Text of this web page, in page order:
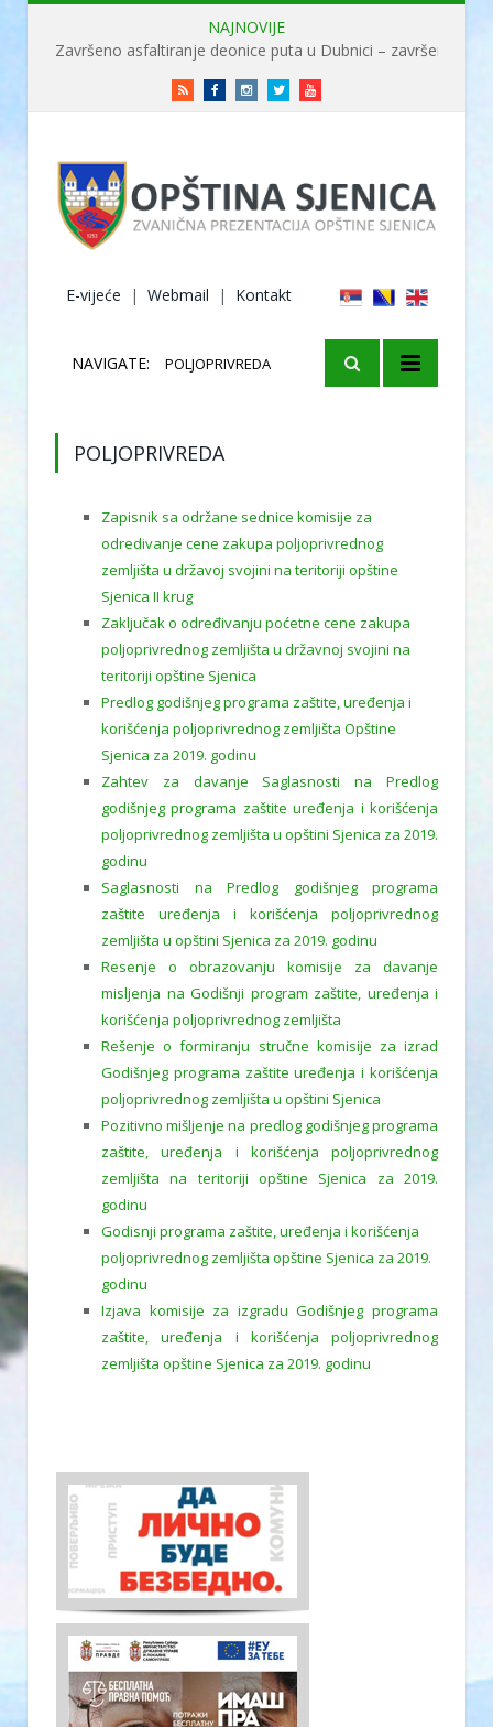
NAJNOVIJE
RSS FacebookInstagramTwitterYoutube
E-vijeće | Webmail | Kontakt
NAVIGATE: POLJOPRIVREDA
POLJOPRIVREDA
Zapisnik sa održane sednice komisije za
odredivanje cene zakupa poljoprivrednog
zemljišta u državoj svojini na teritoriji opštine
Sjenica II krug
Zaključak o određivanju poćetne cene zakupa
poljoprivrednog zemljišta u državnoj svojini na
teritoriji opštine Sjenica
Predlog godišnjeg programa zaštite, uređenja i
korišćenja poljoprivrednog zemljišta Opštine
Sjenica za 2019. godinu
Zahtev za davanje Saglasnosti na Predlog
godišnjeg programa zaštite uređenja i korišćenja
poljoprivrednog zemljišta u opštini Sjenica za 2019.
godinu
Saglasnosti na Predlog godišnjeg programa
zaštite uređenja i korišćenja poljoprivrednog
zemljišta u opštini Sjenica za 2019. godinu
Resenje o obrazovanju komisije za davanje
misljenja na Godišnji program zaštite, uređenja i
korišćenja poljoprivrednog zemljišta
Rešenje o formiranju stručne komisije za izrad
Godišnjeg programa zaštite uređenja i korišćenja
poljoprivrednog zemljišta u opštini Sjenica
Pozitivno mišljenje na predlog godišnjeg programa
zaštite, uređenja i korišćenja poljoprivrednog
zemljišta na teritoriji opštine Sjenica za 2019.
godinu
Godisnji programa zaštite, uređenja i korišćenja
poljoprivrednog zemljišta opštine Sjenica za 2019.
godinu
Izjava komisije za izgradu Godišnjeg programa
zaštite, uređenja i korišćenja poljoprivrednog
zemljišta opštine Sjenica za 2019. godinu